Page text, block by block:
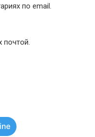
по email.
почтой.